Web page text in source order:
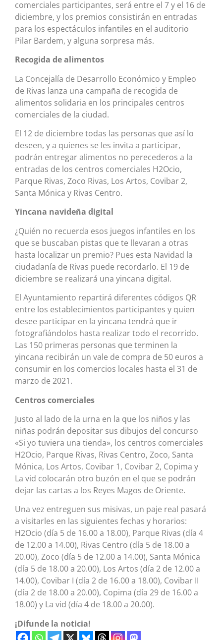
comerciales participantes, será entre el 7 y el 16 de
diciembre, y los premios consistirán en entradas
para los espectáculos infantiles en el auditorio
Pilar Bardem, y alguna sorpresa más.
Recogida de alimentos
La Concejalía de Desarrollo Económico y Empleo
de Rivas lanza una campaña de recogida de
alimentos solidaria en los principales centros
comerciales de la ciudad.
El 12 de diciembre todas las personas que así lo
deseen, y a quienes se les invita a participar,
podrán entregar alimentos no perecederos a la
entradas de los centros comerciales H2Ocio,
Parque Rivas, Zoco Rivas, Los Artos, Covibar 2,
Santa Mónica y Rivas Centro.
Yincana navideña digital
¿Quién no recuerda esos juegos infantiles en los
que se buscaban pistas que te llevaran a otras
hasta localizar un premio? Pues esta Navidad la
ciudadanía de Rivas puede recordarlo. El 19 de
diciembre se realizará una yincana digital.
El Ayuntamiento repartirá diferentes códigos QR
entre los establecimientos participantes y quien
desee participar en la yincana tendrá que ir
fotografiándolos hasta realizar todo el recorrido.
Las 150 primeras personas que terminen la
yincana recibirán un vale de compra de 50 euros a
consumir en los comercios locales hasta el 31 de
marzo de 2021.
Centros comerciales
Justo al lado de la urna en la que los niños y las
niñas podrán depositar sus dibujos del concurso
«Si yo tuviera una tienda», los centros comerciales
H2Ocio, Parque Rivas, Rivas Centro, Zoco, Santa
Mónica, Los Artos, Covibar 1, Covibar 2, Copima y
La vid colocarán otro buzón en el que se podrán
dejar las cartas a los Reyes Magos de Oriente.
Una vez entreguen sus misivas, un paje real pasará
a visitarles en las siguientes fechas y horarios:
H2Ocio (día 5 de 16.00 a 18.00), Parque Rivas (día 4
de 12.00 a 14.00), Rivas Centro (día 5 de 18.00 a
20.00), Zoco (día 5 de 12.00 a 14.00), Santa Mónica
(día 5 de 18.00 a 20.00), Los Artos (día 2 de 12.00 a
14.00), Covibar I (día 2 de 16.00 a 18.00), Covibar II
(día 2 de 18.00 a 20.00), Copima (día 29 de 16.00 a
18.00) y La vid (día 4 de 18.00 a 20.00).
¡Difunde la noticia!